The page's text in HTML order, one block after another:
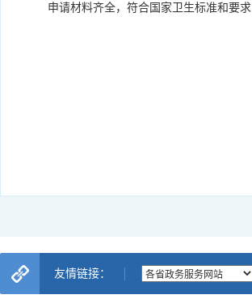
申请材料齐全，符合国家卫生标准和要求
友情链接：